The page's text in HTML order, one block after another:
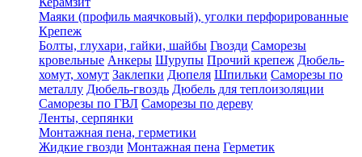
Маяки (профиль маячковый), уголки перфорированные
Крепеж
Болты, глухари, гайки, шайбы Гвозди Саморезы
кровельные Анкеры Шурупы Прочий крепеж Дюбель-
хомут, хомут Заклепки Дюпеля Шпильки Саморезы по
металлу Дюбель-гвоздь Дюбель для теплоизоляции
Саморезы по ГВЛ Саморезы по дереву
Ленты, серпянки
Монтажная пена, герметики
Жидкие гвозди Монтажная пена Герметик